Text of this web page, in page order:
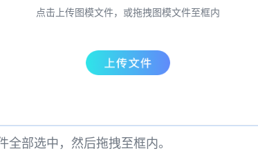
点击上传图模文件，或拖拽图模文件至框内
部选中，然后拖拽至框内。